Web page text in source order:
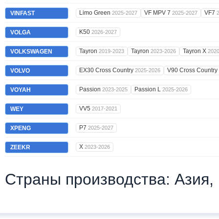
VINFAST Limo Green 2025-2027 VF MPV 7 2025-2027 VF7
VOLGA K50 2026-2027
VOLKSWAGEN Tayron 2019-2023 Tayron 2023-2026 Tayron X
VOLVO EX30 Cross Country 2025-2026 V90 Cross Country
VOYAH Passion 2023-2025 Passion L 2025-2026
WEY VV5 2017-2021
XPENG P7 2025-2027
ZEEKR X 2023-2026
Страны производства: Азия,